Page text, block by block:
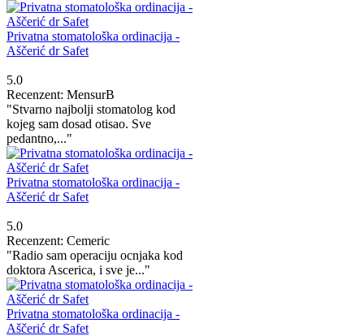
Privatna stomatološka ordinacija -
Aščerić dr Safet
5.0
Recenzent: MensurB
"Stvarno najbolji stomatolog kod
kojeg sam dosad otisao. Sve
pedantno,..."
Privatna stomatološka ordinacija -
Aščerić dr Safet
5.0
Recenzent: Cemeric
"Radio sam operaciju ocnjaka kod
doktora Ascerica, i sve je..."
Privatna stomatološka ordinacija -
Aščerić dr Safet